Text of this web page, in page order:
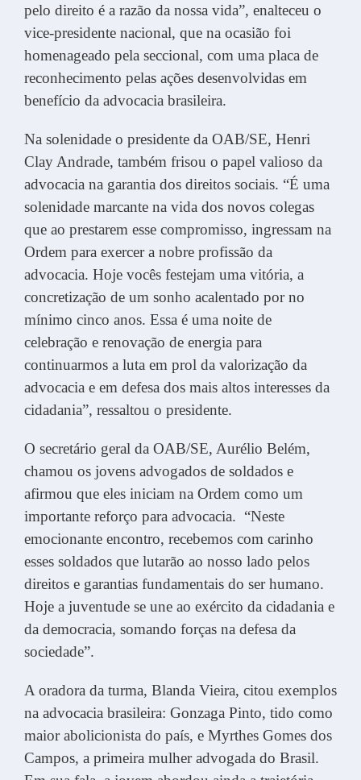
pelo direito é a razão da nossa vida”, enalteceu o
vice-presidente nacional, que na ocasião foi
homenageado pela seccional, com uma placa de
reconhecimento pelas ações desenvolvidas em
benefício da advocacia brasileira.
Na solenidade o presidente da OAB/SE, Henri
Clay Andrade, também frisou o papel valioso da
advocacia na garantia dos direitos sociais. “É uma
solenidade marcante na vida dos novos colegas
que ao prestarem esse compromisso, ingressam na
Ordem para exercer a nobre profissão da
advocacia. Hoje vocês festejam uma vitória, a
concretização de um sonho acalentado por no
mínimo cinco anos. Essa é uma noite de
celebração e renovação de energia para
continuarmos a luta em prol da valorização da
advocacia e em defesa dos mais altos interesses da
cidadania”, ressaltou o presidente.
O secretário geral da OAB/SE, Aurélio Belém,
chamou os jovens advogados de soldados e
afirmou que eles iniciam na Ordem como um
importante reforço para advocacia. “Neste
emocionante encontro, recebemos com carinho
esses soldados que lutarão ao nosso lado pelos
direitos e garantias fundamentais do ser humano.
Hoje a juventude se une ao exército da cidadania e
da democracia, somando forças na defesa da
sociedade”.
A oradora da turma, Blanda Vieira, citou exemplos
na advocacia brasileira: Gonzaga Pinto, tido como
maior abolicionista do país, e Myrthes Gomes dos
Campos, a primeira mulher advogada do Brasil.